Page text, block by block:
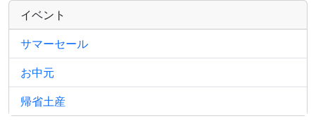
イベント
サマーセール
お中元
帰省土産